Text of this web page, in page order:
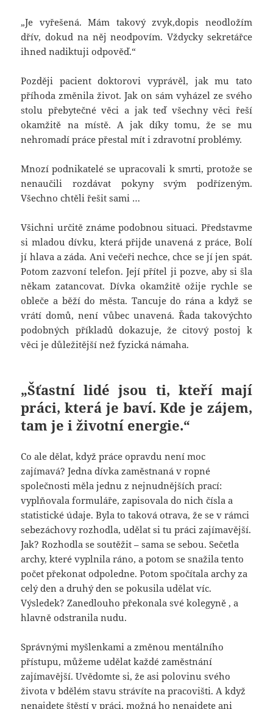
„Je vyřešená. Mám takový zvyk,dopis neodložím
dřív, dokud na něj neodpovím. Vždycky sekretářce
ihned nadiktuji odpověď.“
Později pacient doktorovi vyprávěl, jak mu tato
příhoda změnila život. Jak on sám vyházel ze svého
stolu přebytečné věci a jak teď všechny věci řeší
okamžitě na místě. A jak díky tomu, že se mu
nehromadí práce přestal mít i zdravotní problémy.
Mnozí podnikatelé se upracovali k smrti, protože se
nenaučili rozdávat pokyny svým podřízeným.
Všechno chtěli řešit sami …
Všichni určitě známe podobnou situaci. Představme
si mladou dívku, která přijde unavená z práce, Bolí
jí hlava a záda. Ani večeři nechce, chce se jí jen spát.
Potom zazvoní telefon. Její přítel ji pozve, aby si šla
někam zatancovat. Dívka okamžitě ožije rychle se
obleče a běží do města. Tancuje do rána a když se
vrátí domů, není vůbec unavená. Řada takovýchto
podobných příkladů dokazuje, že citový postoj k
věci je důležitější než fyzická námaha.
„Šťastní lidé jsou ti, kteří mají
práci, která je baví. Kde je zájem,
tam je i životní energie.“
Co ale dělat, když práce opravdu není moc
zajímavá? Jedna dívka zaměstnaná v ropné
společnosti měla jednu z nejnudnějších prací:
vyplňovala formuláře, zapisovala do nich čísla a
statistické údaje. Byla to taková otrava, že se v rámci
sebezáchovy rozhodla, udělat si tu práci zajímavější.
Jak? Rozhodla se soutěžit – sama se sebou. Sečetla
archy, které vyplnila ráno, a potom se snažila tento
počet překonat odpoledne. Potom spočítala archy za
celý den a druhý den se pokusila udělat víc.
Výsledek? Zanedlouho překonala své kolegyně , a
hlavně odstranila nudu.
Správnými myšlenkami a změnou mentálního
přístupu, můžeme udělat každé zaměstnání
zajímavější. Uvědomte si, že asi polovinu svého
života v bdělém stavu strávíte na pracovišti. A když
nenajdete štěstí v práci, možná ho nenajdete ani